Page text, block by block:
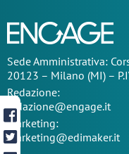
SedeAmministrativa:
20123 – Milano (MI) –
Redazione:
redazione@engage.it
Marketing:
marketing@edimaker.it